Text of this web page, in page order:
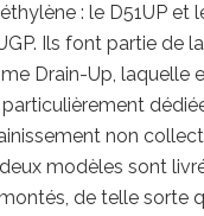
: le D51UP et
Ils font partie de la
Drain-Up, laquelle
non
modèles sont
de telle sorte